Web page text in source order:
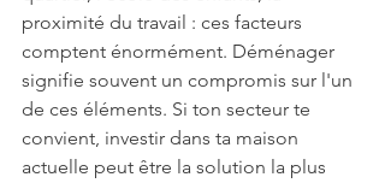
proximité du travail : ces facteurs
comptent énormément. Déménager
signifie souvent un compromis sur l'un
de ces éléments. Si ton secteur te
convient, investir dans ta maison
actuelle peut être la solution la plus